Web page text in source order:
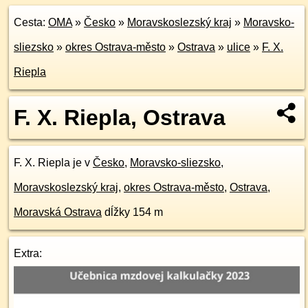
Cesta: OMA» Česko » Moravskoslezský kraj » Moravsko-
sliezsko » okres Ostrava-město » Ostrava » ulice » F. X.
Riepla
F. X. Riepla, Ostrava
F. X. Riepla je v Česko, Moravsko-sliezsko,
Moravskoslezský kraj, okres Ostrava-město, Ostrava,
Moravská Ostrava dĺžky 154 m
Extra: